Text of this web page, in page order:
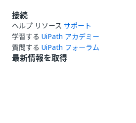
接続
ヘルプ リソース サポート
学習する UiPath アカデミー
質問する UiPath フォーラム
最新情報を取得